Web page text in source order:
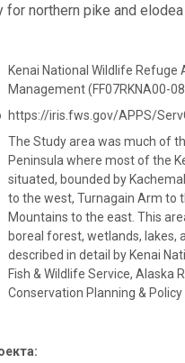
for northern pike and
Kenai National Wildlife Refuge
Management (FF07RKNA00-
https://iris.fws.gov/APPS/
The Study area was much of
Peninsula where most of the
situated, bounded by
to the west, Turnagain Arm to
Mountains to the east. This
boreal forest, wetlands, lakes,
described in detail by Kenai
Fish & Wildlife Service, Alaska
Conservation Planning & Policy